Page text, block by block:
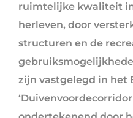
ruimtelijke kwaliteit
herleven, door
structuren en de
zijn vastgelegd in het